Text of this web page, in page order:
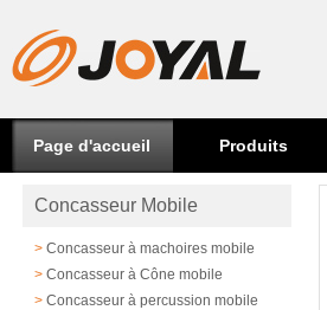
Page d'accueil Produits
Concasseur Mobile
>Concasseur à machoires mobile
>Concasseur à Cône mobile
>Concasseur à percussion mobile